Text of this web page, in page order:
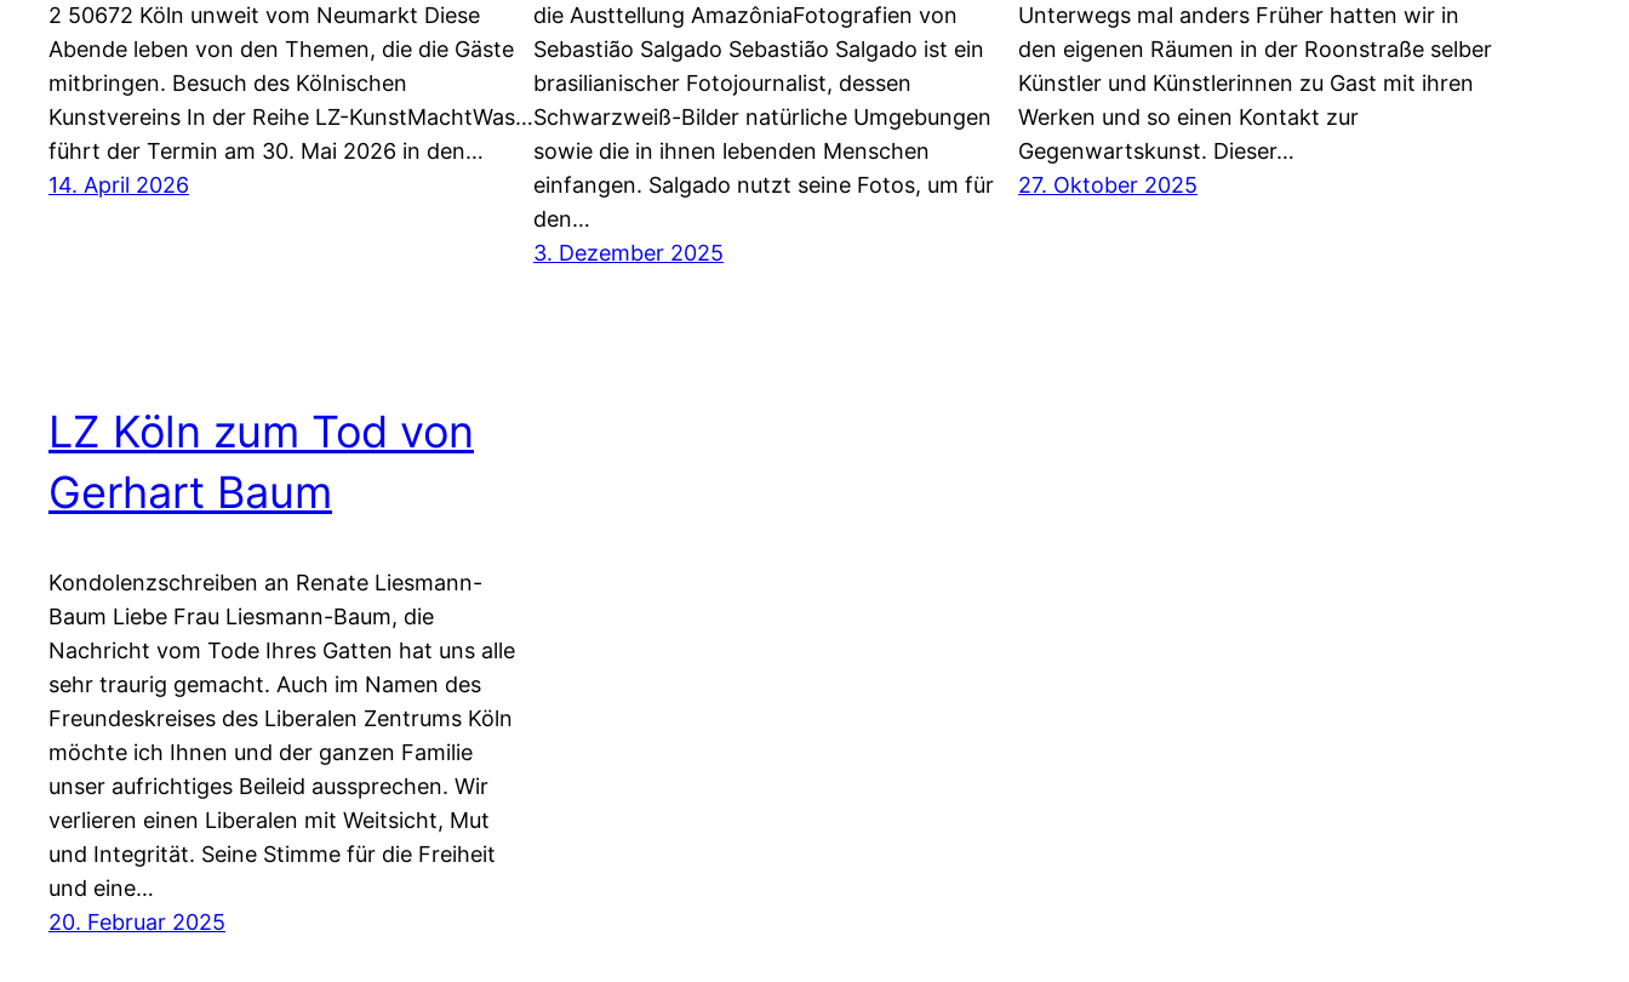
2 50672 Köln unweit vom Neumarkt Diese
Abende leben von den Themen, die die Gäste
mitbringen. Besuch des Kölnischen
Kunstvereins In der Reihe LZ-KunstMachtWas…
führt der Termin am 30. Mai 2026 in den…
14. April 2026
die Austtellung AmazôniaFotografien von
Sebastião Salgado Sebastião Salgado ist ein
brasilianischer Fotojournalist, dessen
Schwarzweiß-Bilder natürliche Umgebungen
sowie die in ihnen lebenden Menschen
einfangen. Salgado nutzt seine Fotos, um für
den…
3. Dezember 2025
Unterwegs mal anders Früher hatten wir in
den eigenen Räumen in der Roonstraße selber
Künstler und Künstlerinnen zu Gast mit ihren
Werken und so einen Kontakt zur
Gegenwartskunst. Dieser…
27. Oktober 2025
LZ Köln zum Tod von
Gerhart Baum
Kondolenzschreiben an Renate Liesmann-
Baum Liebe Frau Liesmann-Baum, die
Nachricht vom Tode Ihres Gatten hat uns alle
sehr traurig gemacht. Auch im Namen des
Freundeskreises des Liberalen Zentrums Köln
möchte ich Ihnen und der ganzen Familie
unser aufrichtiges Beileid aussprechen. Wir
verlieren einen Liberalen mit Weitsicht, Mut
und Integrität. Seine Stimme für die Freiheit
und eine…
20. Februar 2025